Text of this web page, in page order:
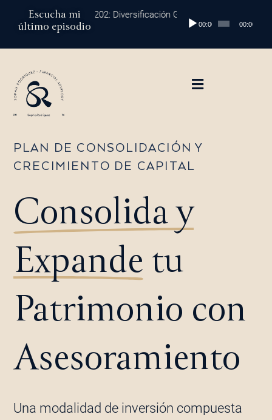
contenido
Escucha mi
último episodio
Episodio 202: Diversificación Global: Protege tu Dinero y
Reproductor
00:00 00:00
PLAN DE CONSOLIDACIÓN Y
CRECIMIENTO DE CAPITAL
Consolida y
Expande tu
Patrimonio con
Asesoramiento
Una modalidad de inversión compuesta